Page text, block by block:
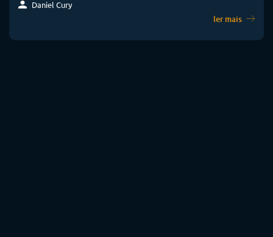
Daniel Cury
ler mais